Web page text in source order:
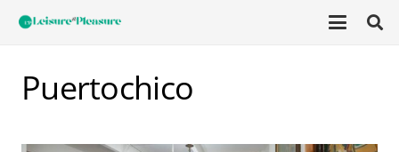
Puertochico